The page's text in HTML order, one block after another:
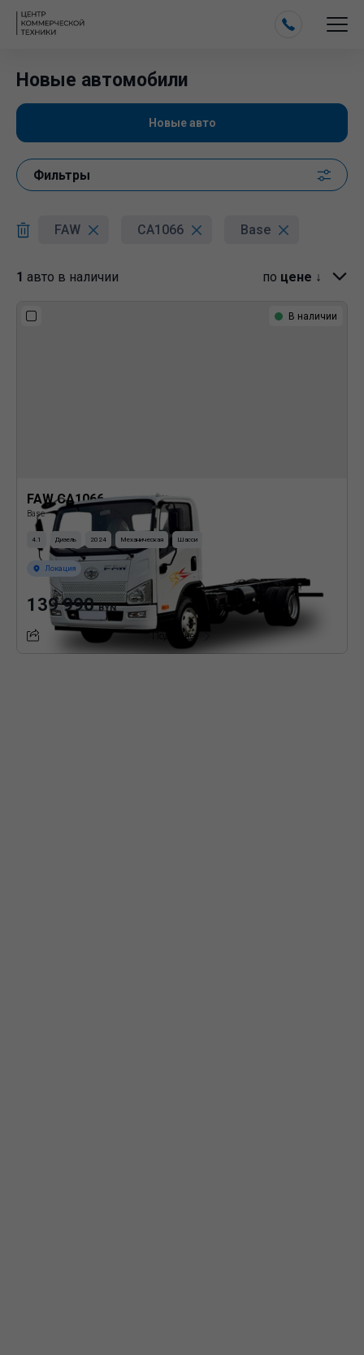
Новые автомобили
Новые авто
Фильтры
FAW CA1066 Base
1 авто в наличии по цене ↓
В наличии
FAW CA1066
Base
4.1 Дизель 2024 Механическая Шасси
Локация
139 990 BYN
Подробнее